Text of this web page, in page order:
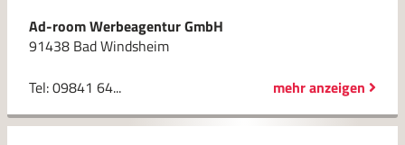
Ad-room Werbeagentur GmbH
91438 Bad Windsheim
Tel: 09841 64...
mehr anzeigen